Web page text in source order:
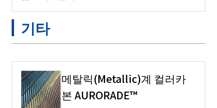
기타
메탈릭(Metallic)계 컬러카
본 AURORADE™